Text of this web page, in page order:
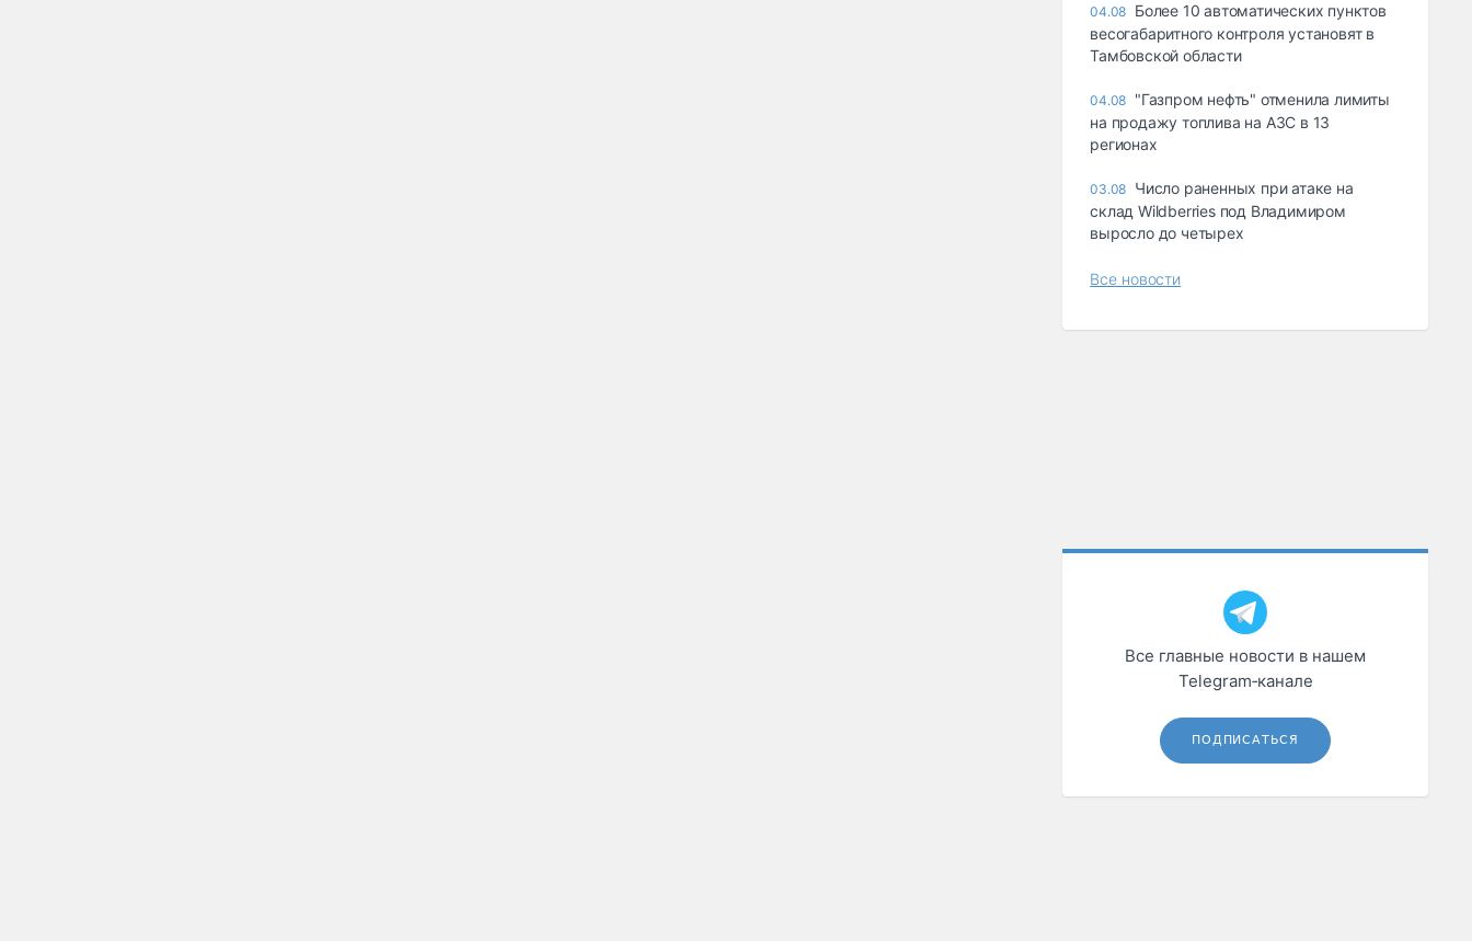
04.08 Более 10 автоматических пунктов
весогабаритного контроля установят в
Тамбовской области
04.08 "Газпром нефть" отменила лимиты
на продажу топлива на АЗС в 13
регионах
03.08 Число раненных при атаке на
склад Wildberries под Владимиром
выросло до четырех
Все новости
Все главные новости в нашем
Telegram‑канале
ПОДПИСАТЬСЯ